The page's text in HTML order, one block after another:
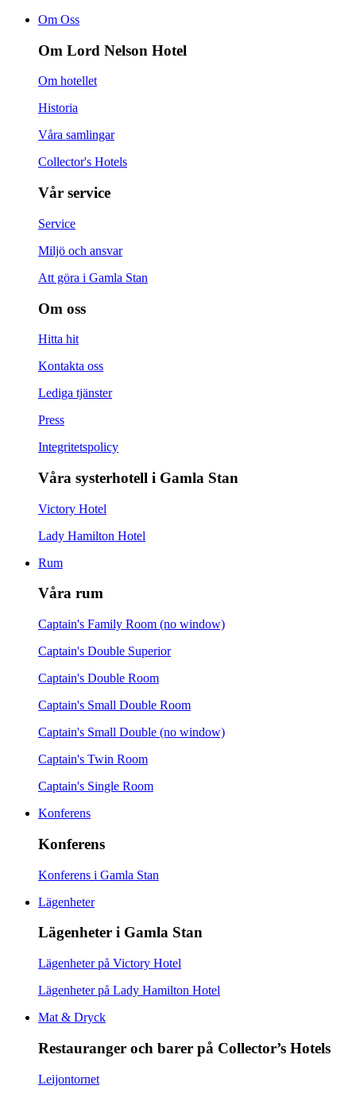
Om Oss
Om Lord Nelson Hotel
Om hotellet
Historia
Våra samlingar
Collector's Hotels
Vår service
Service
Miljö och ansvar
Att göra i Gamla Stan
Om oss
Hitta hit
Kontakta oss
Lediga tjänster
Press
Integritetspolicy
Våra systerhotell i Gamla Stan
Victory Hotel
Lady Hamilton Hotel
Rum
Våra rum
Captain's Family Room (no window)
Captain's Double Superior
Captain's Double Room
Captain's Small Double Room
Captain's Small Double (no window)
Captain's Twin Room
Captain's Single Room
Konferens
Konferens
Konferens i Gamla Stan
Lägenheter
Lägenheter i Gamla Stan
Lägenheter på Victory Hotel
Lägenheter på Lady Hamilton Hotel
Mat & Dryck
Restauranger och barer på Collector’s Hotels
Leijontornet